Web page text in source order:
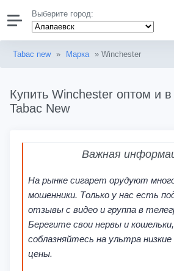
Выберите город:
Tabac new » Марка » Winchester
Купить Winchester оптом и в
Tabac New
Важная
На рынке сигарет орудуют
мошенники. Только у нас есть
отзывы с видео и группа в
Берегите свои нервы и
соблазняйтесь на ультра
цены.